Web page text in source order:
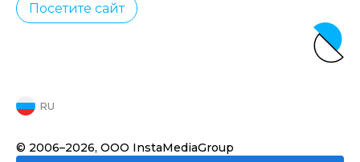
Посетите сайт
RU
© 2006–2026, ООО InstaMediaGroup